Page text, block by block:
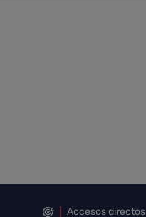
Accesos directos